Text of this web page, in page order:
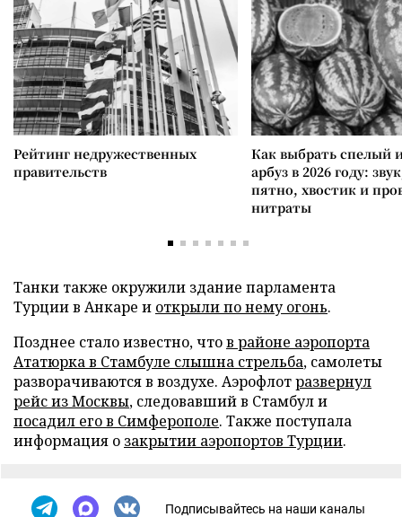
Рейтинг недружественных
правительств
Как выбрать спелый
арбуз в 2026 году:
пятно, хвостик и
нитраты
Танки также окружили здание парламента
Турции в Анкаре и открыли по нему огонь.
Позднее стало известно, чтов районе аэропорта
Ататюрка в Стамбуле слышна стрельба, самолеты
разворачиваются в воздухе. Аэрофлотразвернул
рейс из Москвы, следовавший в Стамбул и
посадил его в Симферополе. Также поступала
информация о закрытии аэропортов Турции.
Подписывайтесь на наши каналы